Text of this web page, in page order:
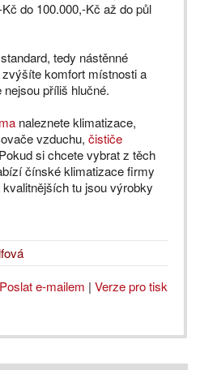
do 100.000,-Kč až do půl
tedy nástěnné
komfort místnosti a
příliš hlučné.
naleznete klimatizace,
vzduchu, čističe
si chcete vybrat z těch
čínské klimatizace firmy
tu jsou výrobky
Poslat e-mailem | Verze pro tisk